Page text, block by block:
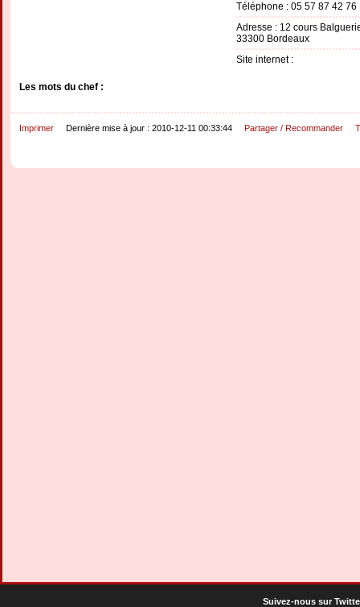
Téléphone : 05 57 87 42 76
Adresse : 12 cours
33300 Bordeaux
Site internet :
Les mots du chef :
Imprimer Dernière mise à jour : 2010-12-11 00:33:44 Partager / Recommander
Suivez-nous sur